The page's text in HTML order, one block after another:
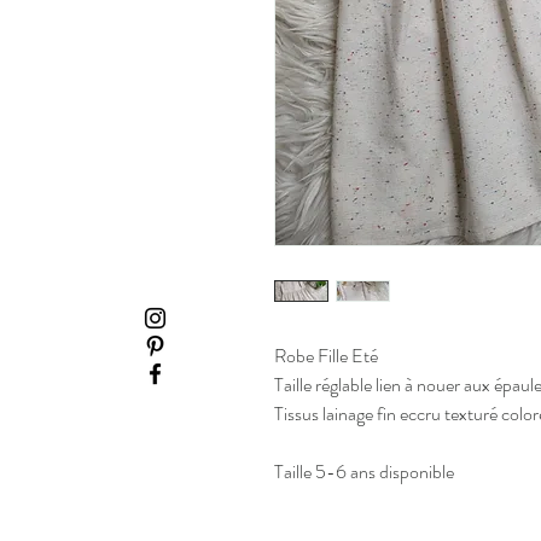
Robe Fille Eté
Taille réglable lien à nouer aux
Tissus lainage fin eccru texturé
Taille 5-6 ans disponible